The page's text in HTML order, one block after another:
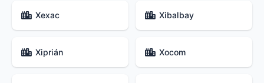
Xexac Xibalbay
Xiprián Xocom